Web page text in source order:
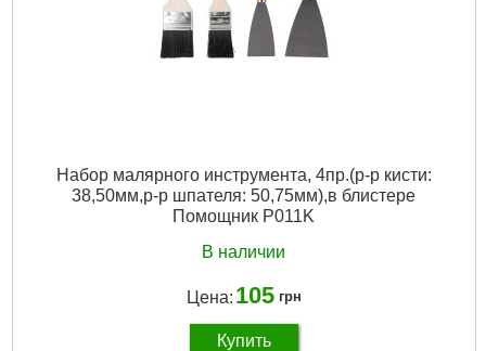
Набор малярного инструмента, 4пр.(р-р кисти:
38,50мм,р-р шпателя: 50,75мм),в блистере
Помощник P011K
В наличии
Цена: 105 грн
Купить